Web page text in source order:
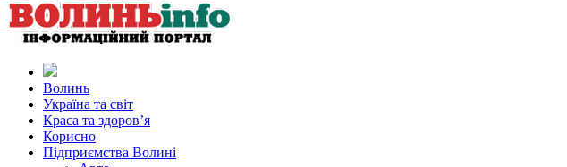
Волинь
Україна та світ
Краса та здоров’я
Корисно
Підприємства Волині